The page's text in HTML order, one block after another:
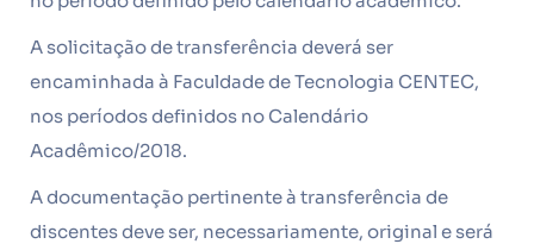
A solicitação de transferência deverá ser
encaminhada à Faculdade de Tecnologia CENTEC,
nos períodos definidos no Calendário
Acadêmico/2018.
A documentação pertinente à transferência de
discentes deve ser, necessariamente, original e será